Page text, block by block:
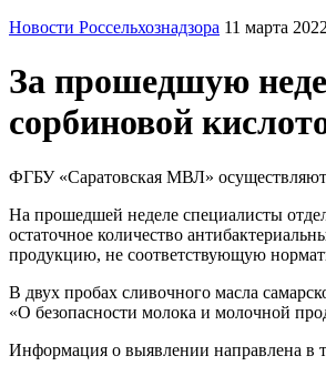
Новости Россельхознадзора 11 марта
За прошедшую
сорбиновой
ФГБУ «Саратовская МВЛ» осуществляют
На прошедшей неделе специалисты
остаточное количество
продукцию, не соответствующую
В двух пробах сливочного масла
«О безопасности молока и молочной
Информация о выявлении направлена в